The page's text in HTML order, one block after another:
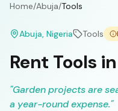
Home/Abuja/Tools
Abuja, Nigeria Tools
Rent Tools
"Garden projects are
a year-round expense."